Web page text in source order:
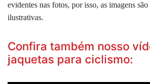
evidentes nas fotos, por isso, as imagens são
ilustrativas.
Confira também nosso
jaquetas para ciclismo: